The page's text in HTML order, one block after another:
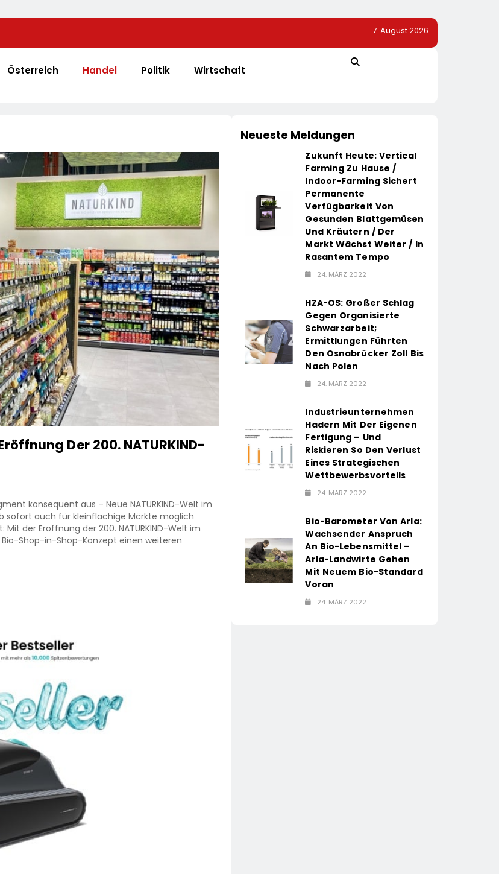
NATURKIND-Welt Bei EDEKA
72 % Der Deutschen Wollen Mit Smartphone-App Die
Überwachen
7. August 2026
Österreich Handel Politik Wirtschaft
Der 200. NATURKIND-
konsequent aus – Neue NATURKIND-Welt im
sofort auch für kleinflächige Märkte möglich
Mit der Eröffnung der 200. NATURKIND-Welt im
Shop-in-Shop-Konzept einen weiteren
Neueste Meldungen
Zukunft Heute: Vertical
Farming Zu Hause /
Indoor-Farming Sichert
Permanente
Verfügbarkeit Von
Gesunden Blattgemüsen
Und Kräutern / Der
Markt Wächst Weiter / In
Rasantem Tempo
24. MÄRZ 2022
HZA-OS: Großer Schlag
Gegen Organisierte
Schwarzarbeit;
Ermittlungen Führten
Den Osnabrücker Zoll Bis
Nach Polen
24. MÄRZ 2022
Industrieunternehmen
Hadern Mit Der Eigenen
Fertigung – Und
Riskieren So Den Verlust
Eines Strategischen
Wettbewerbsvorteils
24. MÄRZ 2022
Bio-Barometer Von Arla:
Wachsender Anspruch
An Bio-Lebensmittel –
Arla-Landwirte Gehen
Mit Neuem Bio-Standard
Voran
24. MÄRZ 2022